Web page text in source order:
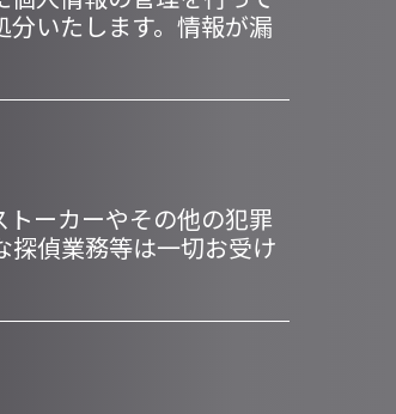
いたします。情報が漏
ーカーやその他の犯罪
探偵業務等は一切お受け